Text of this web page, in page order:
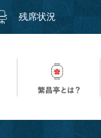
残席状況